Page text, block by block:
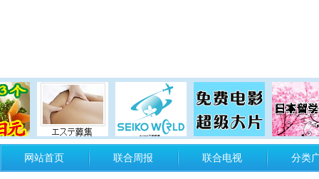
网站首页 联合周报 联合电视 分类